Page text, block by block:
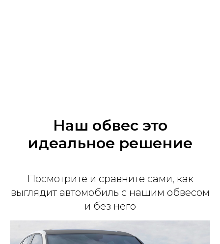
Наш обвес это
идеальное решение
Посмотрите и сравните сами, как
выглядит автомобиль с нашим обвесом
и без него